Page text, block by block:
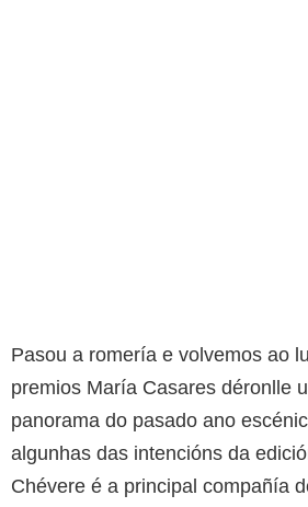
Pasou a romería e volvemos ao
premios María Casares déronlle
panorama do pasado ano
algunhas das intencións da
Chévere é a principal compañía